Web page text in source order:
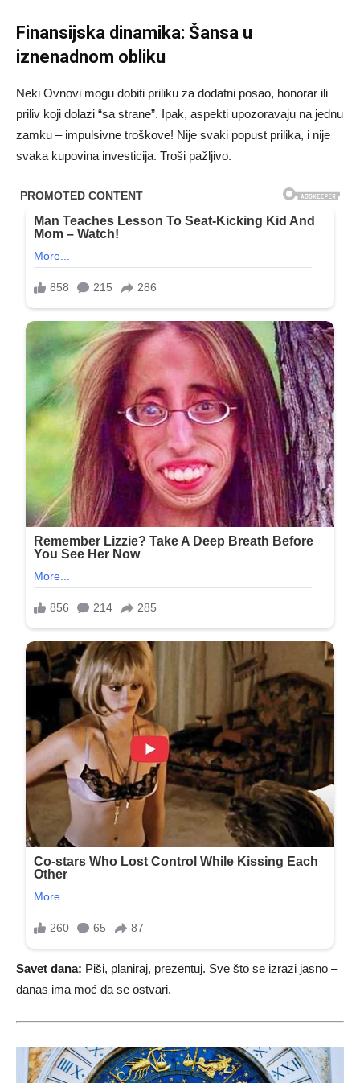
Finansijska dinamika: Šansa u
iznenadnom obliku
Neki Ovnovi mogu dobiti priliku za dodatni posao, honorar ili
priliv koji dolazi “sa strane”. Ipak, aspekti upozoravaju na jednu
zamku – impulsivne troškove! Nije svaki popust prilika, i nije
svaka kupovina investicija. Troši pažljivo.
Savet dana: Piši, planiraj, prezentuj. Sve što se izrazi jasno –
danas ima moć da se ostvari.